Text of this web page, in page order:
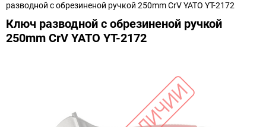
разводной с обрезиненой ручкой 250mm CrV YATO YT-2172
Ключ разводной с обрезиненой ручкой
250mm CrV YATO YT-2172